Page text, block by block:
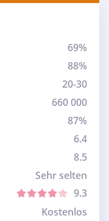
69%
88%
20-30
660 000
87%
6.4
8.5
Sehr selten
9.3
Kostenlos